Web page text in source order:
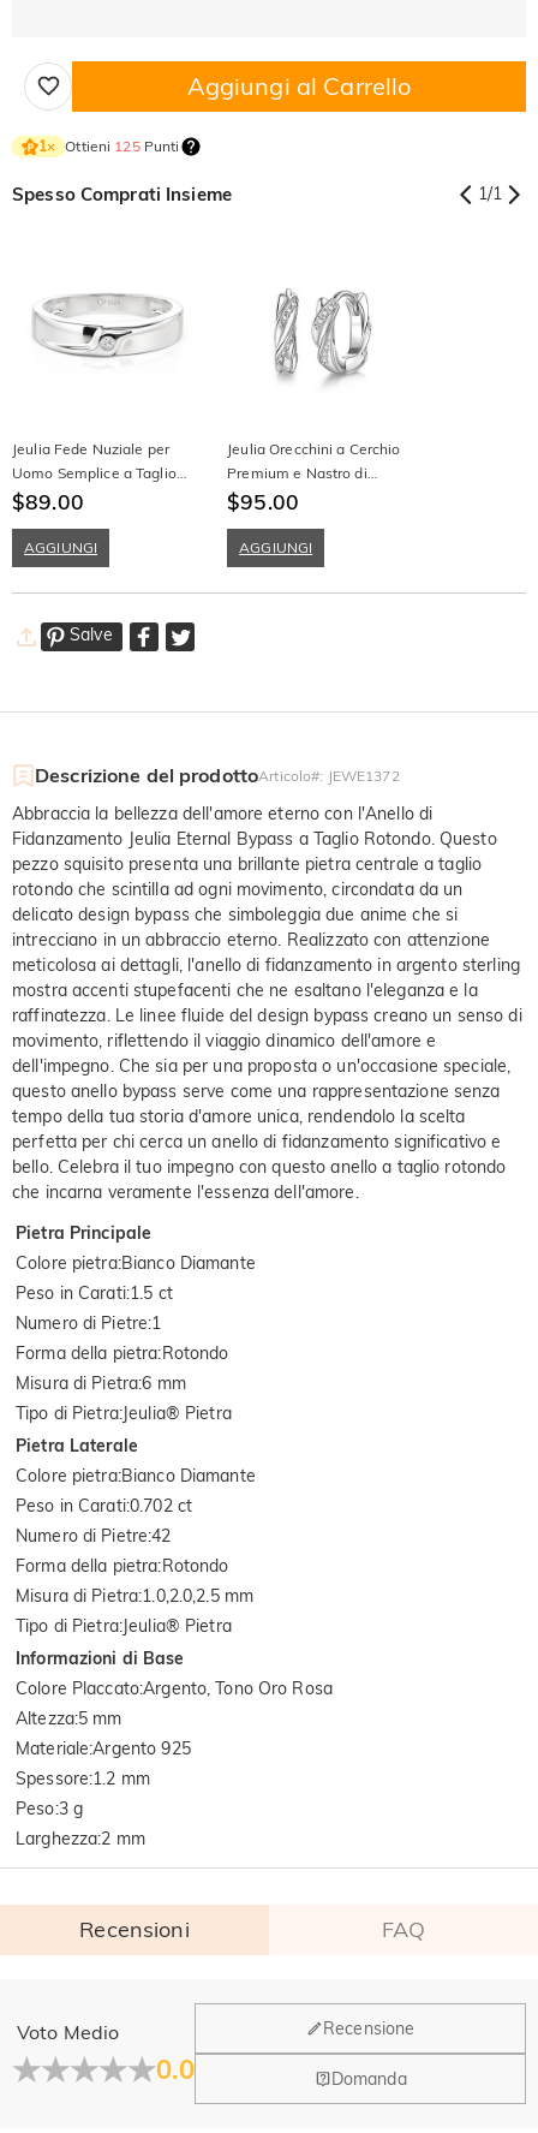
Aggiungi al Carrello
1× Ottieni 125Punti
Spesso Comprati Insieme 1/1
Jeulia Fede Nuziale per
Uomo Semplice a Taglio
Tondo in Argento Sterling
$89.00
AGGIUNGI
Jeulia Orecchini a Cerchio
Premium e Nastro di
Möbius in Argento Sterling
$95.00
AGGIUNGI
Salve
Descrizione del prodottoArticolo#: JEWE1372
Abbraccia la bellezza dell'amore eterno con l'Anello di
Fidanzamento Jeulia Eternal Bypass a Taglio Rotondo. Questo
pezzo squisito presenta una brillante pietra centrale a taglio
rotondo che scintilla ad ogni movimento, circondata da un
delicato design bypass che simboleggia due anime che si
intrecciano in un abbraccio eterno. Realizzato con attenzione
meticolosa ai dettagli, l'anello di fidanzamento in argento sterling
mostra accenti stupefacenti che ne esaltano l'eleganza e la
raffinatezza. Le linee fluide del design bypass creano un senso di
movimento, riflettendo il viaggio dinamico dell'amore e
dell'impegno. Che sia per una proposta o un'occasione speciale,
questo anello bypass serve come una rappresentazione senza
tempo della tua storia d'amore unica, rendendolo la scelta
perfetta per chi cerca un anello di fidanzamento significativo e
bello. Celebra il tuo impegno con questo anello a taglio rotondo
che incarna veramente l'essenza dell'amore.
Pietra Principale
Colore pietra:Bianco Diamante
Peso in Carati:1.5 ct
Numero di Pietre:1
Forma della pietra:Rotondo
Misura di Pietra:6 mm
Tipo di Pietra:Jeulia® Pietra
Pietra Laterale
Colore pietra:Bianco Diamante
Peso in Carati:0.702 ct
Numero di Pietre:42
Forma della pietra:Rotondo
Misura di Pietra:1.0,2.0,2.5 mm
Tipo di Pietra:Jeulia® Pietra
Informazioni di Base
Colore Placcato:Argento, Tono Oro Rosa
Altezza:5 mm
Materiale:Argento 925
Spessore:1.2 mm
Peso:3 g
Larghezza:2 mm
Recensioni FAQ
Voto Medio
0.0
Recensione
Domanda
Generale
Dove si trova la tua azienda?
La sede principale è a Los Angeles, in California, mentre il